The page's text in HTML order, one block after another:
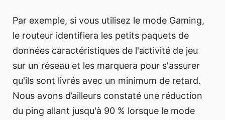
Par exemple, si vous utilisez le mode Gaming,
le routeur identifiera les petits paquets de
données caractéristiques de l'activité de jeu
sur un réseau et les marquera pour s'assurer
qu'ils sont livrés avec un minimum de retard.
Nous avons d’ailleurs constaté une réduction
du ping allant jusqu'à 90 % lorsque le mode